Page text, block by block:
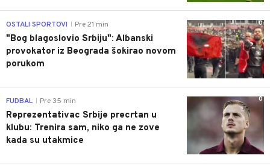
0
OSTALI SPORTOVI Pre 21 min
"Bog blagoslovio Srbiju": Albanski
provokator iz Beograda šokirao novom
porukom
0
FUDBAL Pre 35 min
Reprezentativac Srbije precrtan u
klubu: Trenira sam, niko ga ne zove
kada su utakmice